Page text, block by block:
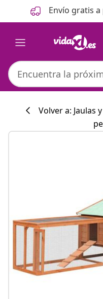
Anterior
Siguiente Envío gratis
Volver a: Jaulas